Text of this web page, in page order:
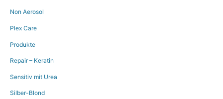
Non Aerosol
Plex Care
Produkte
Repair – Keratin
Sensitiv mit Urea
Silber-Blond